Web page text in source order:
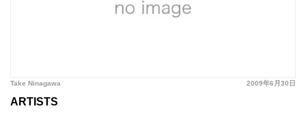
2009年6月30日
Take Ninagawa
ARTISTS